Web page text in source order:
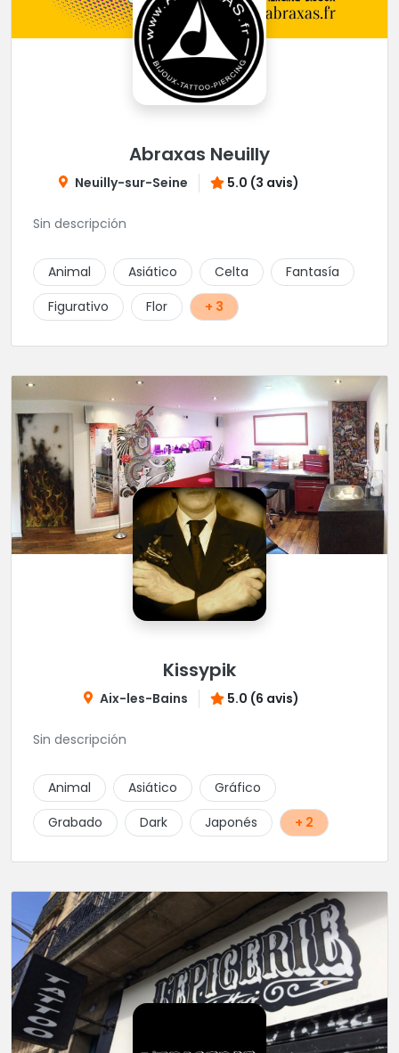
Abraxas Neuilly
Neuilly-sur-Seine 5.0 (3 avis)
Sin descripción
Animal Asiático Celta
Fantasía
Figurativo
Flor + 3
Kissypik
Aix-les-Bains 5.0 (6 avis)
Sin descripción
Animal Asiático
Gráfico
Grabado
Dark Japonés + 2